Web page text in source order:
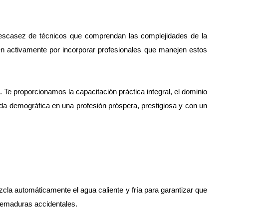
de técnicos que comprendan las complejidades de la
por incorporar profesionales que manejen estos
proporcionamos la capacitación práctica integral, el dominio
demográfica en una profesión próspera, prestigiosa y con un
automáticamente el agua caliente y fría para garantizar que
accidentales.